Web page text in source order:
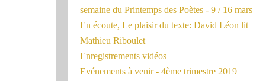
semaine du Printemps des Poètes - 9 / 16 mars
En écoute, Le plaisir du texte: David Léon lit
Mathieu Riboulet
Enregistrements vidéos
Evénements à venir - 4ème trimestre 2019